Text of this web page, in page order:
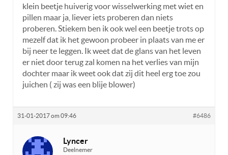
klein beetje huiverig voor wisselwerking met wiet en
pillen maar ja, liever iets proberen dan niets
proberen. Stiekem ben ik ook wel een beetje trots op
mezelf dat ik het gewoon probeer in plaats van me er
bij neer te leggen. Ik weet dat de glans van het leven
er niet door terug zal komen na het verlies van mijn
dochter maar ik weet ook dat zij dit heel erg toe zou
juichen ( zij was een blije blower)
31-01-2017 om 09:46 #6486
Lyncer
Deelnemer